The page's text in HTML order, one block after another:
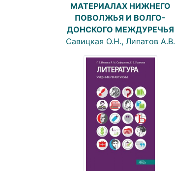
МАТЕРИАЛАХ НИЖНЕГО
ПОВОЛЖЬЯ И ВОЛГО-
ДОНСКОГО МЕЖДУРЕЧЬЯ
Савицкая О.Н., Липатов А.В.